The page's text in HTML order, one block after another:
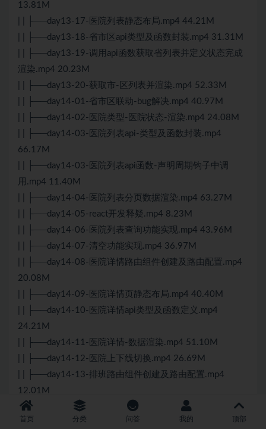
13.81M
| | ├──day13-17-医院列表静态布局.mp4 44.21M
| | ├──day13-18-省市区api类型及函数封装.mp4 31.31M
| | ├──day13-19-调用api函数获取省列表并定义状态完成
渲染.mp4 20.23M
| | ├──day13-20-获取市-区列表并渲染.mp4 52.33M
| | ├──day14-01-省市区联动-bug解决.mp4 40.97M
| | ├──day14-02-医院类型-医院状态-渲染.mp4 24.08M
| | ├──day14-03-医院列表api-类型及函数封装.mp4
66.17M
| | ├──day14-03-医院列表api函数-声明周期钩子中调
用.mp4 11.40M
| | ├──day14-04-医院列表分页数据渲染.mp4 63.27M
| | ├──day14-05-react开发释疑.mp4 8.23M
| | ├──day14-06-医院列表查询功能实现.mp4 43.96M
| | ├──day14-07-清空功能实现.mp4 36.97M
| | ├──day14-08-医院详情路由组件创建及路由配置.mp4
20.08M
| | ├──day14-09-医院详情页静态布局.mp4 40.40M
| | ├──day14-10-医院详情api类型及函数定义.mp4
24.21M
| | ├──day14-11-医院详情-数据渲染.mp4 51.10M
| | ├──day14-12-医院上下线切换.mp4 26.69M
| | ├──day14-13-排班路由组件创建及路由配置.mp4
12.01M
| | ├──day14-14-医院排班静态页面布局完成.mp4
60.01M
首页 分类 问答 我的 顶部